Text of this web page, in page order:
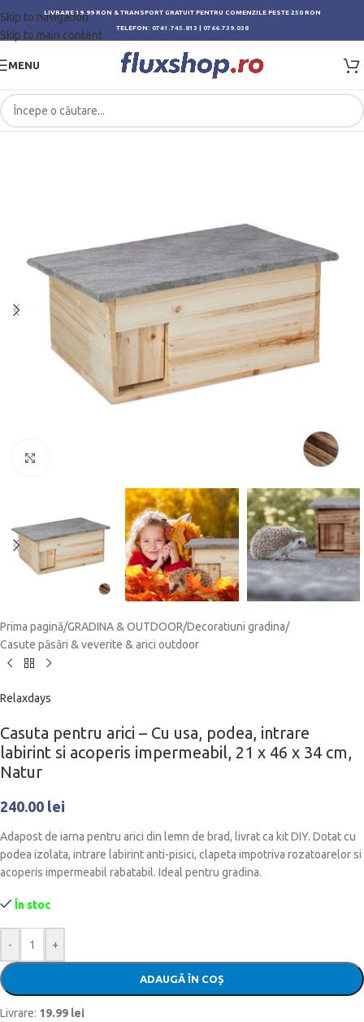
Skip to navigation
Skip to main content
LIVRARE 19.99 RON & TRANSPORT GRATUIT PENTRU COMENZILE PESTE 250 RON
TELEFON: 0741.745.813 0766.739.038
MENU
Prima pagină/GRADINA & OUTDOOR/Decoratiuni gradina/
Casute păsări & veverite & arici outdoor
Relaxdays
Casuta pentru arici – Cu usa, podea, intrare
labirint si acoperis impermeabil, 21 x 46 x 34 cm,
Natur
240.00 lei
Adapost de iarna pentru arici din lemn de brad, livrat ca kit DIY. Dotat cu
podea izolata, intrare labirint anti-pisici, clapeta impotriva rozatoarelor si
acoperis impermeabil rabatabil. Ideal pentru gradina.
În stoc
- +
ADAUGĂ ÎN COȘ
Livrare: 19.99 lei